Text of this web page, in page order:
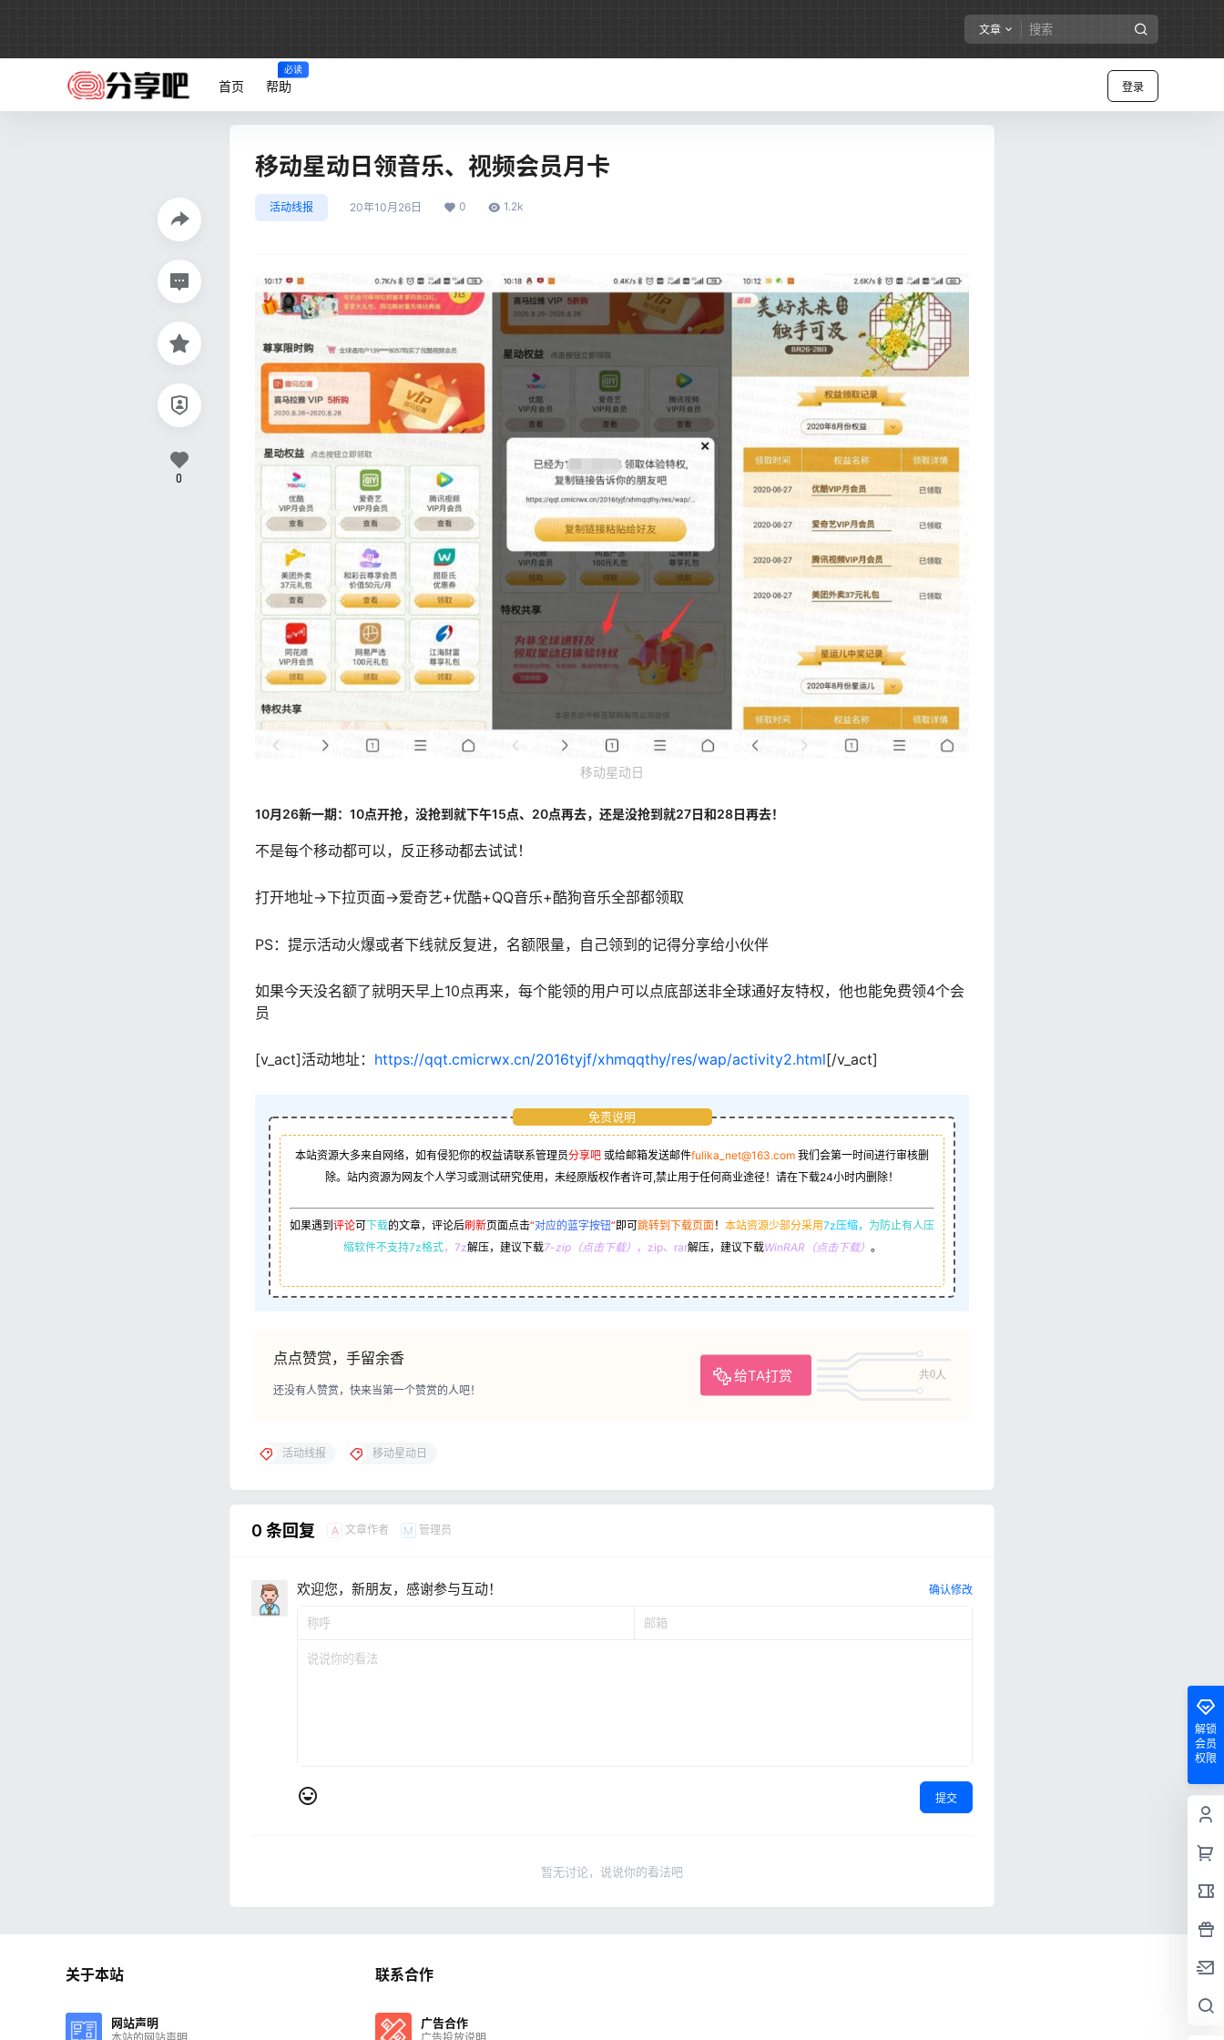
文章
登录
首页 帮助
必读
移动星动日领音乐、视频会员月卡
活动线报 20年10月26日 0 1.2k
移动星动日
10月26新一期：10点开抢，没抢到就下午15点、20点再去，还是没抢到就27日和28日再去！
不是每个移动都可以，反正移动都去试试！
打开地址->下拉页面->爱奇艺+优酷+QQ音乐+酷狗音乐全部都领取
PS：提示活动火爆或者下线就反复进，名额限量，自己领到的记得分享给小伙伴
如果今天没名额了就明天早上10点再来，每个能领的用户可以点底部送非全球通好友特权，他也能免费领4个会
员
[v_act]活动地址： https://qqt.cmicrwx.cn/2016tyjf/xhmqqthy/res/wap/activity2.html[/v_act]
免责说明
本站资源大多来自网络，如有侵犯你的权益请联系管理员分享吧 或给邮箱发送邮件fulika_net@163.com 我们会第一时间进行审核删
除。站内资源为网友个人学习或测试研究使用，未经原版权作者许可,禁止用于任何商业途径！请在下载24小时内删除！
如果遇到评论可下载的文章，评论后刷新页面点击“对应的蓝字按钮”即可跳转到下载页面！ 本站资源少部分采用7z压缩， 为防止有人压
缩软件不支持7z格式，7z解压，建议下载7-zip（点击下载） ，zip、rar解压，建议下载WinRAR（点击下载） 。
点点赞赏，手留余香
给TA打赏 共0人
还没有人赞赏，快来当第一个赞赏的人吧！
0
活动线报 移动星动日
0 条回复 A 文章作者 M 管理员
欢迎您，新朋友，感谢参与互动！ 确认修改
提交
暂无讨论，说说你的看法吧
解锁
会员
权限
关于本站
网站声明
联系合作
广告合作